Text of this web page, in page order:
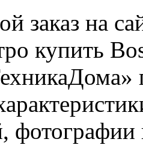
заказ на
купить